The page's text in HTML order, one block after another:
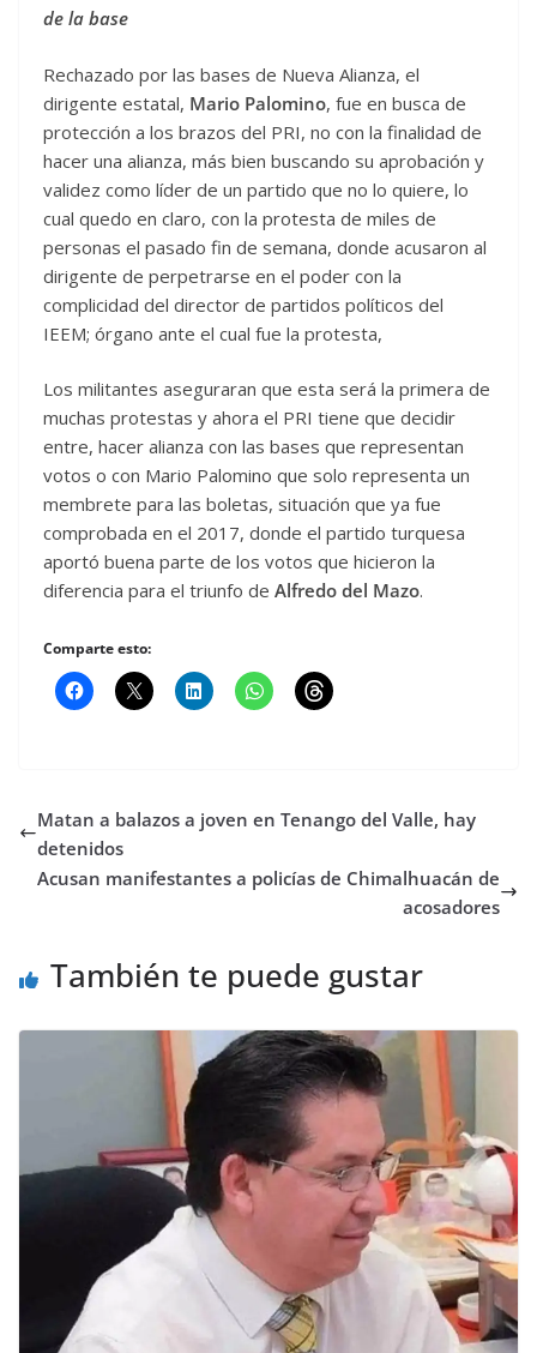
de la base
Rechazado por las bases de Nueva Alianza, el
dirigente estatal, Mario Palomino, fue en busca de
protección a los brazos del PRI, no con la finalidad de
hacer una alianza, más bien buscando su aprobación y
validez como líder de un partido que no lo quiere, lo
cual quedo en claro, con la protesta de miles de
personas el pasado fin de semana, donde acusaron al
dirigente de perpetrarse en el poder con la
complicidad del director de partidos políticos del
IEEM; órgano ante el cual fue la protesta,
Los militantes aseguraran que esta será la primera de
muchas protestas y ahora el PRI tiene que decidir
entre, hacer alianza con las bases que representan
votos o con Mario Palomino que solo representa un
membrete para las boletas, situación que ya fue
comprobada en el 2017, donde el partido turquesa
aportó buena parte de los votos que hicieron la
diferencia para el triunfo de Alfredo del Mazo.
Comparte esto:
Matan a balazos a joven en Tenango del Valle, hay
detenidos
Acusan manifestantes a policías de Chimalhuacán de
acosadores
También te puede gustar